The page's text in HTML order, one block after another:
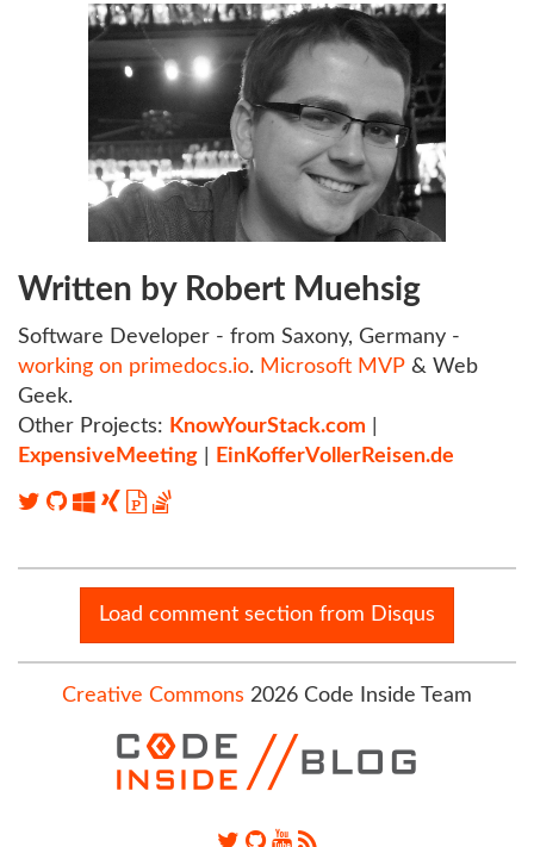
Written by Robert Muehsig
Software Developer - from Saxony, Germany -
working on primedocs.io. Microsoft MVP & Web
Geek.
Other Projects: KnowYourStack.com
ExpensiveMeeting
EinKofferVollerReisen.de
Load comment section from Disqus
Creative Commons 2026 Code Inside Team